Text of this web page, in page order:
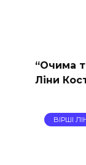
“Очима
Ліни
ВІРШІ